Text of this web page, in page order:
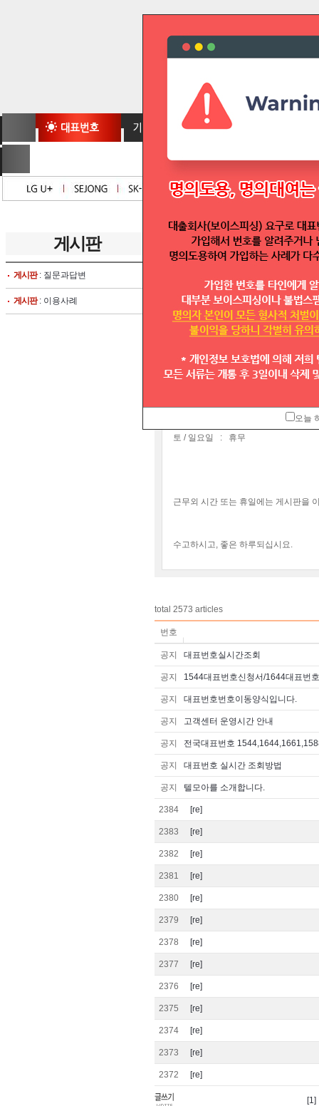
오늘
게시판
게시판: 질문과답변
게시판: 이용사례
글보기
고객센터 운영시간 안내
안녕하세요 고객님 ^^
텔모아 고객센터 운영시간 안내입니
토 / 일요일 : 휴무
근무외 시간 또는 휴일에는 게시판을
수고하시고, 좋은 하루되십시요.
total 2573 articles
번호
공지 대표번호실시간조회
공지 1544대표번호신청서/1644대표번
공지 대표번호번호이동양식입니다.
공지 고객센터 운영시간 안내
공지 전국대표번호
공지 대표번호 실시간 조회방법
공지 텔모아를 소개합니다.
2384 [re]
2383 [re]
2382 [re]
2381 [re]
2380 [re]
2379 [re]
2378 [re]
2377 [re]
2376 [re]
2375 [re]
2374 [re]
2373 [re]
2372 [re]
[1]